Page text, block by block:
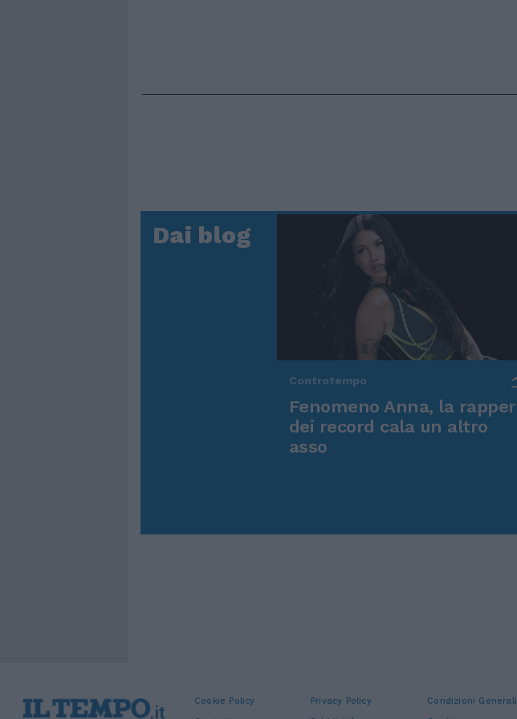
Dai blog
Controtempo
Fenomeno Anna, la rapper
dei record cala un altro
asso
Cookie Policy Privacy Policy
Condizioni Generali